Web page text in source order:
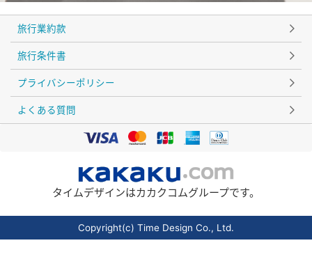
旅行業約款
旅行条件書
プライバシーポリシー
よくある質問
タイムデザインはカカクコムグループです。
Copyright(c) Time Design Co., Ltd.